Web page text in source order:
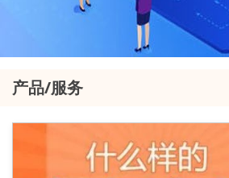
产品/服务